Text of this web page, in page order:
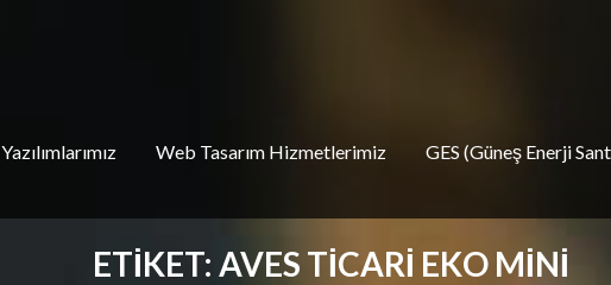
Yazılımlarımız Web Tasarım Hizmetlerimiz GES (Güneş Enerji
ETIKET: AVES TICARI EKO MINI